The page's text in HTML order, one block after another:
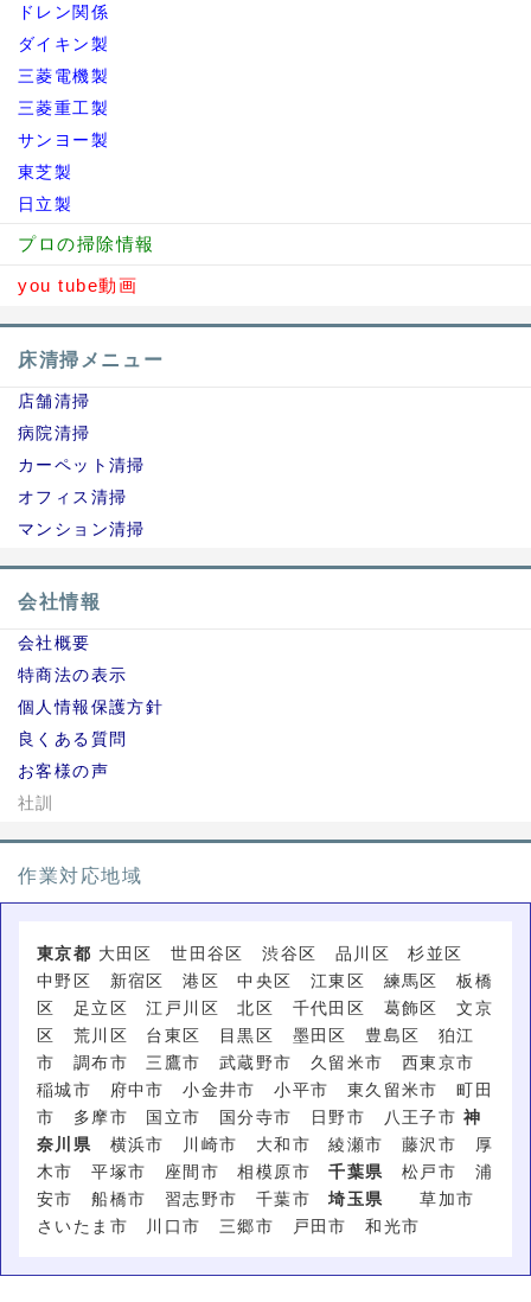
ドレン関係
ダイキン製
三菱電機製
三菱重工製
サンヨー製
東芝製
日立製
プロの掃除情報
you tube動画
床清掃メニュー
店舗清掃
病院清掃
カーペット清掃
オフィス清掃
マンション清掃
会社情報
会社概要
特商法の表示
個人情報保護方針
良くある質問
お客様の声
社訓
作業対応地域
東京都 大田区 世田谷区 渋谷区 品川区 杉並区
中野区 新宿区 港区 中央区 江東区 練馬区 板橋
区 足立区 江戸川区 北区 千代田区 葛飾区 文京
区 荒川区 台東区 目黒区 墨田区 豊島区 狛江
市 調布市 三鷹市 武蔵野市 久留米市 西東京市
稲城市 府中市 小金井市 小平市 東久留米市 町田
市 多摩市 国立市 国分寺市 日野市 八王子市 神
奈川県 横浜市 川崎市 大和市 綾瀬市 藤沢市 厚
木市 平塚市 座間市 相模原市千葉県
松戸市 浦
安市 船橋市 習志野市 千葉市埼玉県
草加市
さいたま市 川口市 三郷市 戸田市 和光市